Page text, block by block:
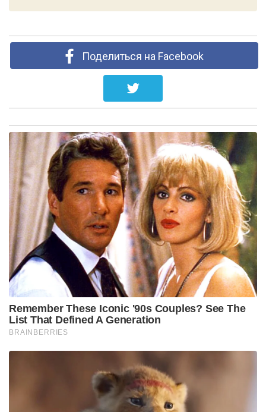
Поделиться на Facebook